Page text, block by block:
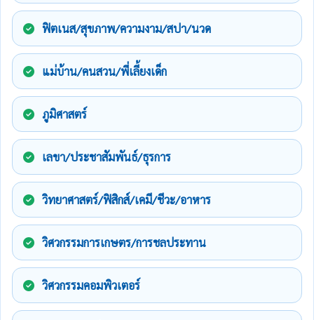
ฟิตเนส/สุขภาพ/ความงาม/สปา/นวด
แม่บ้าน/คนสวน/พี่เลี้ยงเด็ก
ภูมิศาสตร์
เลขา/ประชาสัมพันธ์/ธุรการ
วิทยาศาสตร์/ฟิสิกส์/เคมี/ชีวะ/อาหาร
วิศวกรรมการเกษตร/การชลประทาน
วิศวกรรมคอมพิวเตอร์